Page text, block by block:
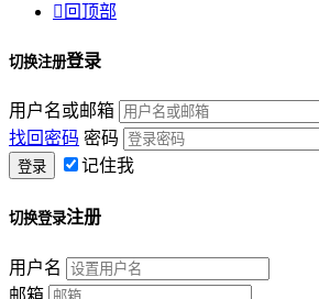
 回顶部
切换注册登录
用户名或邮箱
找回密码 密码
记住我
切换登录注册
用户名
邮箱